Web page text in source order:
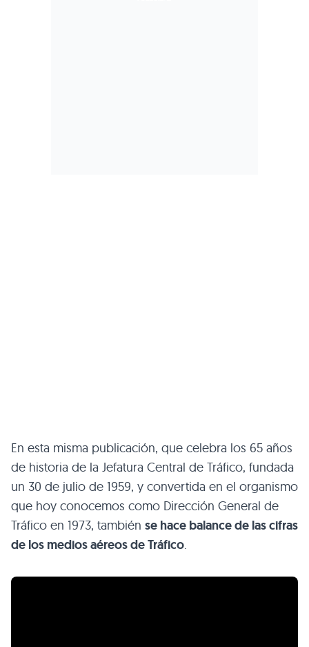
En esta misma publicación, que celebra los 65 años
de historia de la Jefatura Central de Tráfico, fundada
un 30 de julio de 1959, y convertida en el organismo
que hoy conocemos como Dirección General de
Tráfico en 1973, también se hace balance de las cifras
de los medios aéreos de Tráfico.